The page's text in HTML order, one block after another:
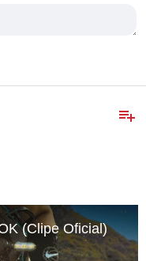
playlist_add
(Clipe Oficial)